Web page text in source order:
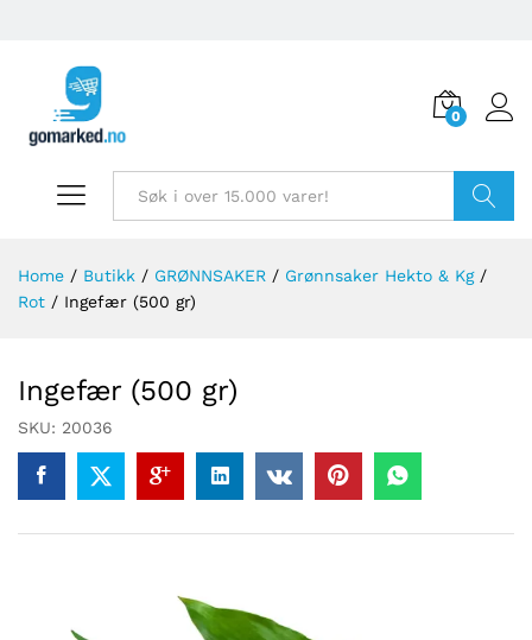
0
Home / Butikk / GRØNNSAKER / Grønnsaker Hekto & Kg /
Rot / Ingefær (500 gr)
Ingefær (500 gr)
SKU: 20036